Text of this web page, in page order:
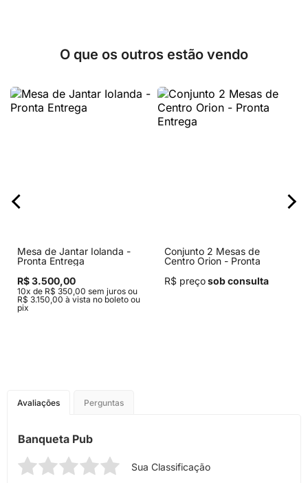
O que os outros estão vendo
Mesa de Jantar Iolanda -
Pronta Entrega
R$ 3.500,00
10x de R$ 350,00 sem juros ou
R$ 3.150,00 à vista no boleto ou
pix
Conjunto 2 Mesas de
Centro Orion - Pronta
R$ preçosob consulta
Avaliações Perguntas
Banqueta Pub
Sua Classificação